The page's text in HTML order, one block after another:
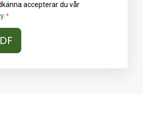
accepterar du vår
*